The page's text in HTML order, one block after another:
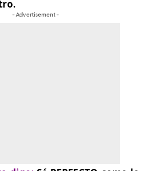
- Advertisement -